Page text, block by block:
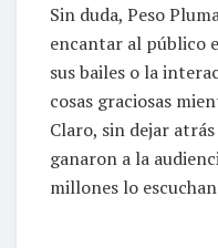
Sin duda, Peso
encantar al público
sus bailes o la
cosas graciosas
Claro, sin dejar
ganaron a la
millones lo